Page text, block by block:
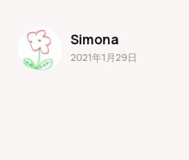
Simona
2021年1月29日